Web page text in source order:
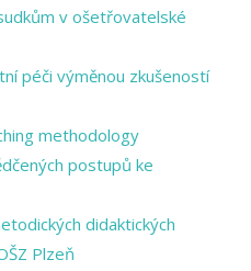
v ošetřovatelské
péči výměnou zkušeností
methodology
postupů ke
didaktických
Plzeň